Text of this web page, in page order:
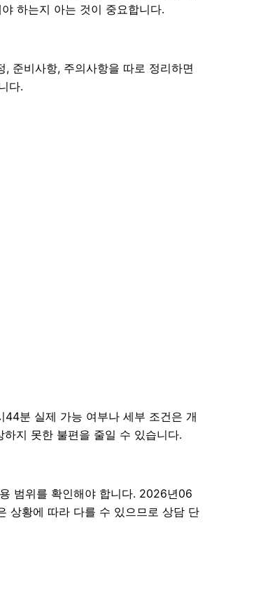
하는지 아는 것이 중요합니다.
준비사항, 주의사항을 따로 정리하면
다.
분 실제 가능 여부나 세부 조건은 개
지 못한 불편을 줄일 수 있습니다.
범위를 확인해야 합니다. 2026년06
상황에 따라 다를 수 있으므로 상담 단